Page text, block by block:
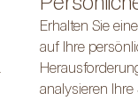
Erhalten Sie
auf Ihre
analysieren